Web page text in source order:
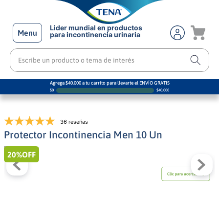
Menu
Lider mundial en productos
para incontinencia urinaria
Escribe un producto o tema de interés
Agrega $40.000 a tu carrito para llevarte el ENVÍO GRATIS
$0 $40.000
36 reseñas
Protector Incontinencia Men 10 Un
20%OFF